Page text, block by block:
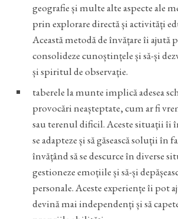
geografie și multe alte aspecte ale
prin explorare directă și activități
Această metodă de învățare îi ajută
consolideze cunoștințele și să-și
și spiritul de observație.
taberele la munte implică adesea
provocări neașteptate, cum ar fi
sau terenul dificil. Aceste situații îi
se adapteze și să găsească soluții în
învățând să se descurce în diverse
gestioneze emoțiile și să-și
personale. Aceste experiențe îi pot
devină mai independenți și să